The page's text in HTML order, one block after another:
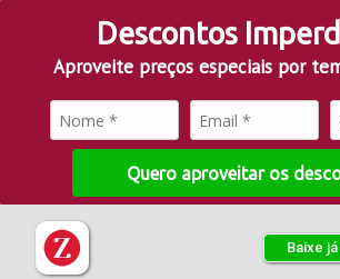
Descontos
Aproveite preços especiais por
Quero aproveitar os
Baixe